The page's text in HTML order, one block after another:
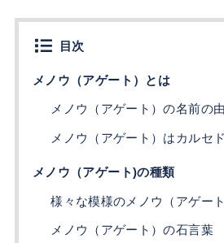
目次
メノウ（アゲート）とは
メノウ（アゲート）の名前の
メノウ（アゲート）はカルセ
メノウ（アゲート)の種類
様々な模様のメノウ（アゲート
メノウ（アゲート）の石言葉